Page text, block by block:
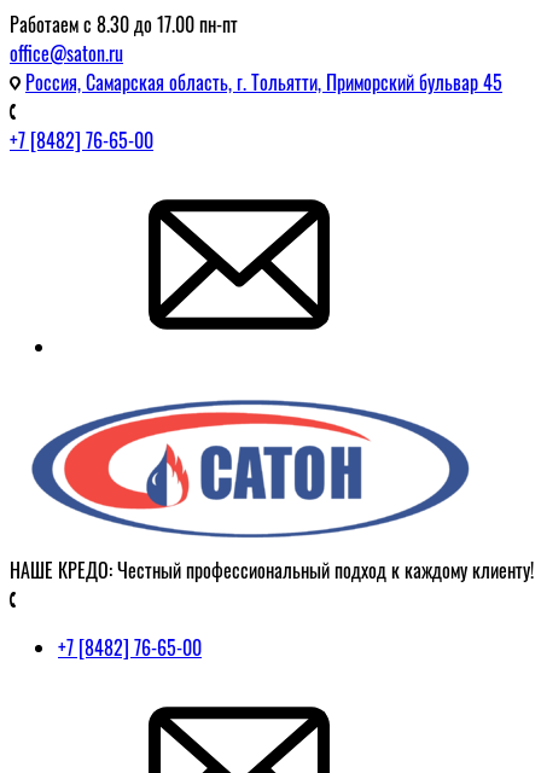
Работаем с 8.30 до 17.00 пн-пт
office@saton.ru
Россия, Самарская область, г. Тольятти, Приморский бульвар 45
+7 [8482] 76-65-00
НАШЕ КРЕДО: Честный профессиональный подход к каждому клиенту!
+7 [8482] 76-65-00